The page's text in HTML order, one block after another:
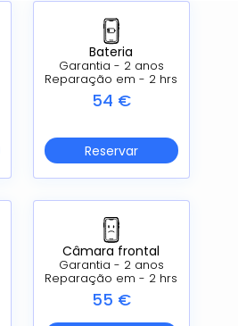
Bateria
Garantia - 2 anos
Reparação em - 2 hrs
54 €
Reservar
Câmara frontal
Garantia - 2 anos
Reparação em - 2 hrs
55 €